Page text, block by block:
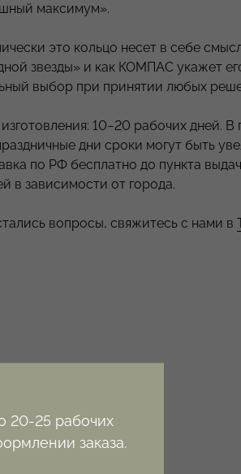
20-25 рабочих
заказа.
максимум».
это кольцо несет в себе
звезды» и как КОМПАС укажет
выбор при принятии любых
10−20 рабочих дней. В
дни сроки могут быть
по РФ бесплатно до пункта
в зависимости от города.
вопросы, свяжитесь с нами в